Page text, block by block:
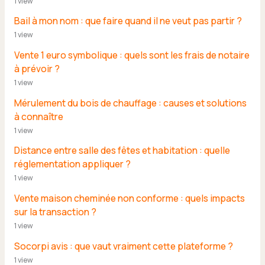
Bail à mon nom : que faire quand il ne veut pas partir ?
1 view
Vente 1 euro symbolique : quels sont les frais de notaire
à prévoir ?
1 view
Mérulement du bois de chauffage : causes et solutions
à connaître
1 view
Distance entre salle des fêtes et habitation : quelle
réglementation appliquer ?
1 view
Vente maison cheminée non conforme : quels impacts
sur la transaction ?
1 view
Socorpi avis : que vaut vraiment cette plateforme ?
1 view